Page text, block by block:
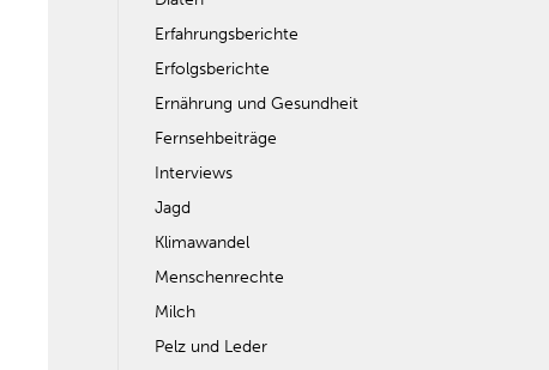
Erfahrungsberichte
Erfolgsberichte
Ernährung und Gesundheit
Fernsehbeiträge
Interviews
Jagd
Klimawandel
Menschenrechte
Milch
Pelz und Leder